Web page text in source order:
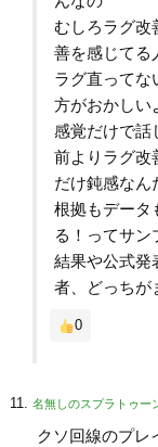
むしろラグ改
善を感じてる
ラグ直ってな
方がおかしい
感覚だけで話
前よりラグ改
だけ鈍感なん
根拠もデータ
る！ってサ
結果や公式発
者、どっちが
0
名無しのスプラトゥー
クソ回線のプレ